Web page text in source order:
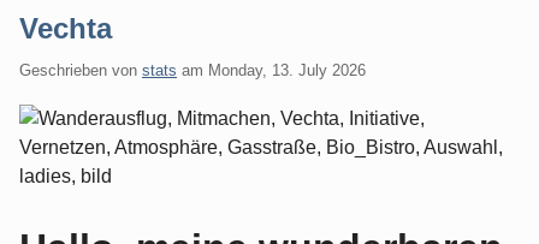
Vechta
Geschrieben von stats am Monday, 13. July 2026